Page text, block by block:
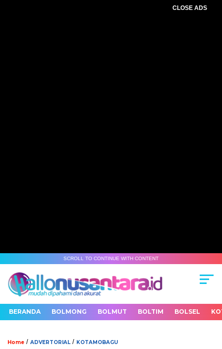
CLOSE ADS
SCROLL TO CONTINUE WITH CONTENT
BERANDA BOLMONG BOLMUT BOLTIM BOLSEL
Home / ADVERTORIAL / KOTAMOBAGU